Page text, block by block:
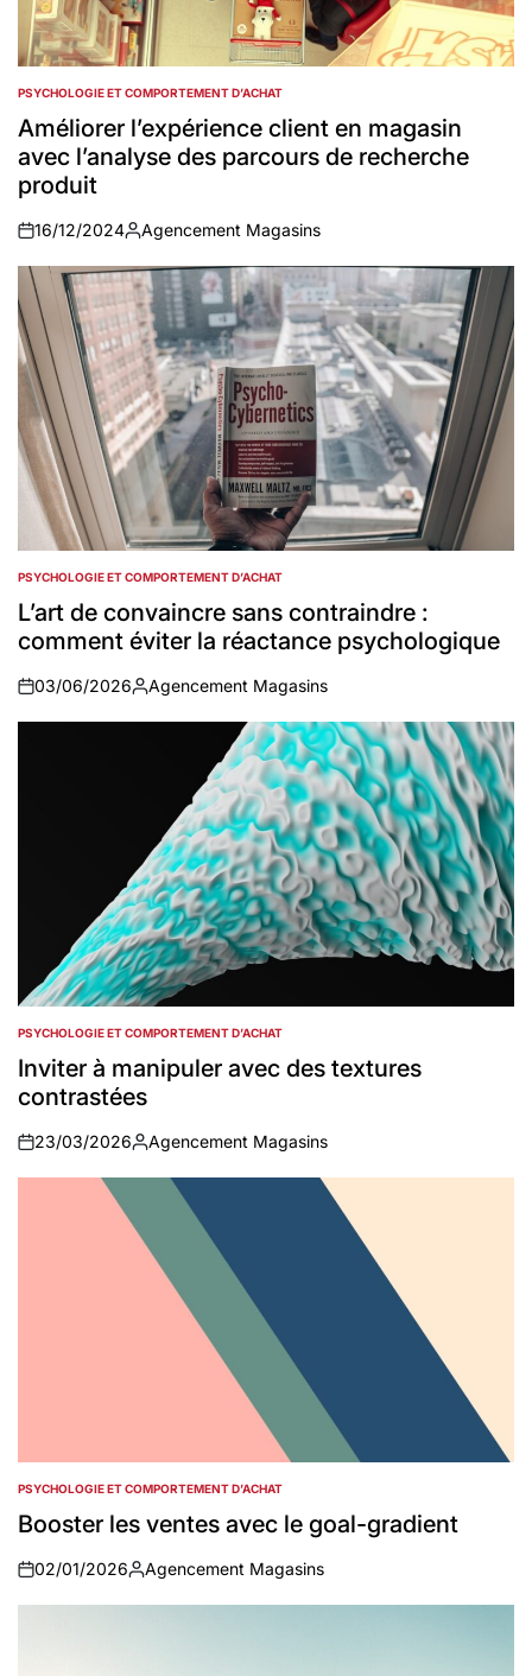
POSTED
IN
PSYCHOLOGIE ET COMPORTEMENT D’ACHAT
Améliorer l’expérience client en magasin
avec l’analyse des parcours de recherche
produit
on
16/12/2024
Auteur
Agencement Magasins
POSTED
IN
PSYCHOLOGIE ET COMPORTEMENT D’ACHAT
L’art de convaincre sans contraindre :
comment éviter la réactance psychologique
on
03/06/2026
Auteur
Agencement Magasins
POSTED
IN
PSYCHOLOGIE ET COMPORTEMENT D’ACHAT
Inviter à manipuler avec des textures
contrastées
on
23/03/2026
Auteur
Agencement Magasins
POSTED
IN
PSYCHOLOGIE ET COMPORTEMENT D’ACHAT
Booster les ventes avec le goal-gradient
on
02/01/2026
Auteur
Agencement Magasins